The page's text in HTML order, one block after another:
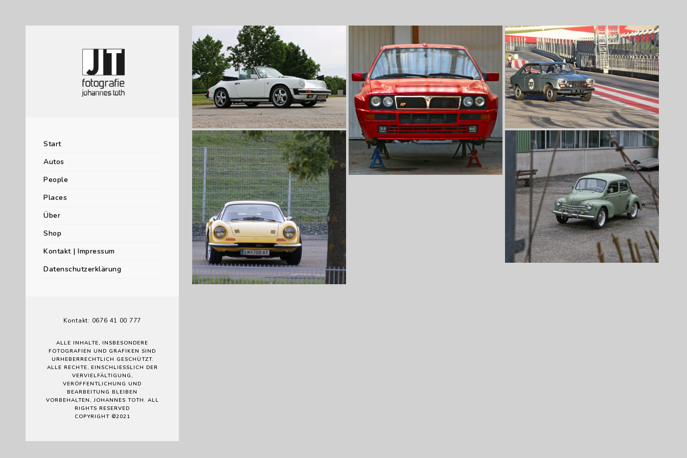
Start
Autos
People
Places
Über
Shop
Kontakt | Impressum
Datenschutzerklärung
Kontakt: 0676 41 00 777
ALLE INHALTE, INSBESONDERE
FOTOGRAFIEN UND GRAFIKEN SIND
URHEBERRECHTLICH GESCHÜTZT.
ALLE RECHTE, EINSCHLIESSLICH DER V
ERVIELFÄLTIGUNG, V
ERÖFFENTLICHUNG UND B
EARBEITUNG BLEIBEN V
ORBEHALTEN, JOHANNES TOTH. ALL R
IGHTS RESERVED
COPYRIGHT ©2021
reifer Klassiker seltener Franzose